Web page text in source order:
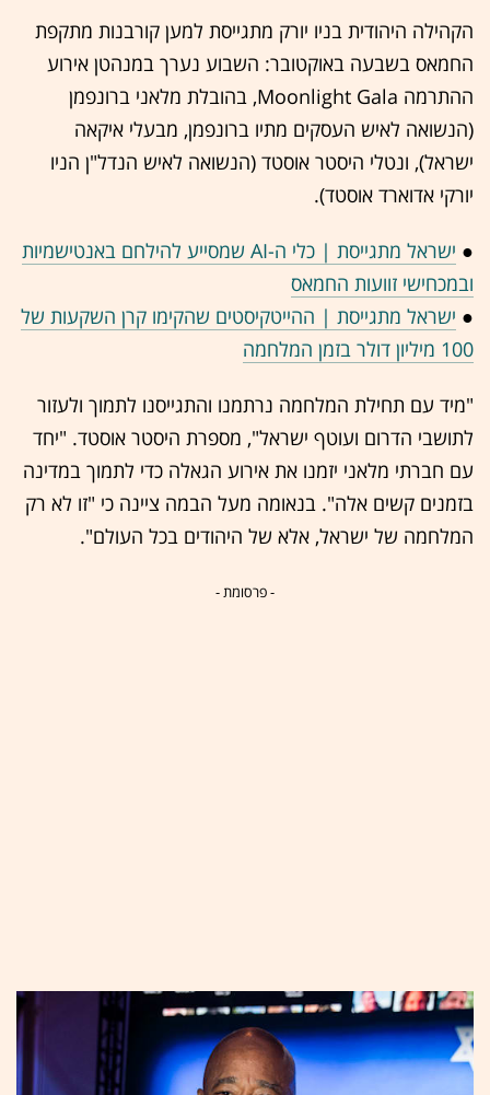
הקהילה היהודית בניו יורק מתגייסת למען קורבנות מתקפת
החמאס בשבעה באוקטובר: השבוע נערך במנהטן אירוע
ההתרמה Moonlight Gala, בהובלת מלאני ברונפמן
(הנשואה לאיש העסקים מתיו ברונפמן, מבעלי איקאה
ישראל), ונטלי היסטר אוסטד (הנשואה לאיש הנדל"ן הניו
יורקי אדוארד אוסטד).
●
ישראל מתגייסת | כלי ה-AI שמסייע להילחם באנטישמיות
ובמכחישי זוועות החמאס
● ישראל מתגייסת | ההייטקיסטים שהקימו קרן השקעות של
100 מיליון דולר בזמן המלחמה
"מיד עם תחילת המלחמה נרתמנו והתגייסנו לתמוך ולעזור
לתושבי הדרום ועוטף ישראל", מספרת היסטר אוסטד. "יחד
עם חברתי מלאני יזמנו את אירוע הגאלה כדי לתמוך במדינה
בזמנים קשים אלה". בנאומה מעל הבמה ציינה כי "זו לא רק
המלחמה של ישראל, אלא של היהודים בכל העולם".
- פרסומת -